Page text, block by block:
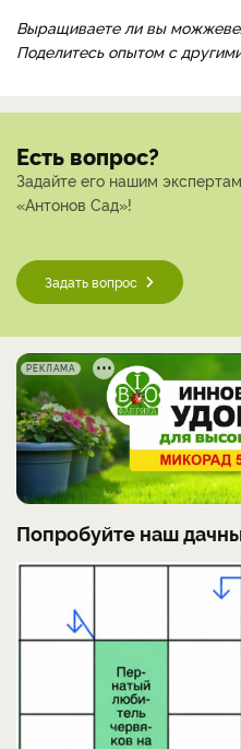
Выращиваете ли вы
Поделитесь опытом с
Есть вопрос?
Задайте его нашим
«Антонов Сад»!
Задать вопрос
РЕКЛАМА
Попробуйте наш